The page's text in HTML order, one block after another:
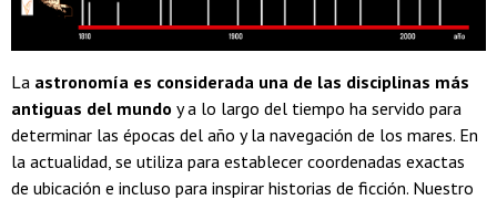
La astronomía es considerada una de las disciplinas más
antiguas del mundo y a lo largo del tiempo ha servido para
determinar las épocas del año y la navegación de los mares. En
la actualidad, se utiliza para establecer coordenadas exactas
de ubicación e incluso para inspirar historias de ficción. Nuestro